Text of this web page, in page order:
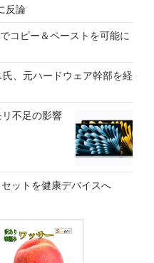
反論
コピー＆ペーストを可能に
、元ハードウェア幹部を経
不足の影響
ットを健康デバイスへ